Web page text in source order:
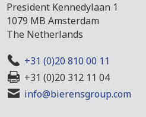
President Kennedylaan 1
1079 MB Amsterdam
The Netherlands
+31 (0)20 810 00 11
+31 (0)20 312 11 04
info@bierensgroup.com